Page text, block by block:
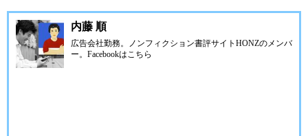
内藤 順
広告会社勤務。ノンフィクション書評サイトHONZのメンバ
ー。Facebookはこちら